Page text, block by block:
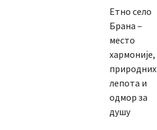
Етно село
Брана –
место
хармоније,
природних
лепота и
одмор за
душу